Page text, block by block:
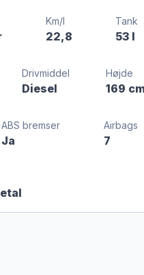
Km/l
22,8
Tank
53 l
Drivmiddel
Diesel
Højde
169
ABS bremser
Ja
Airbags
7